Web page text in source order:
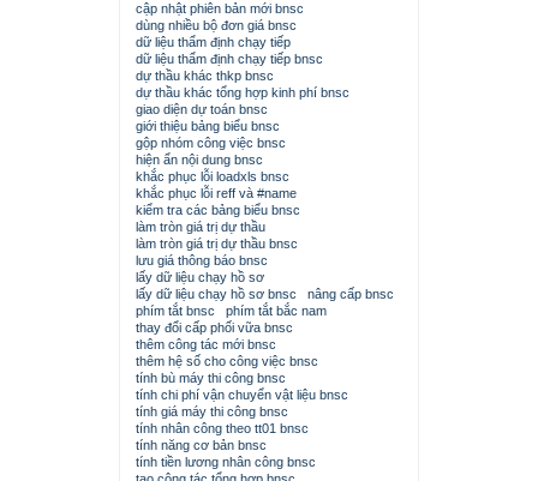
cập nhật phiên bản mới bnsc
dùng nhiều bộ đơn giá bnsc
dữ liệu thẩm định chạy tiếp
dữ liệu thẩm định chạy tiếp bnsc
dự thầu khác thkp bnsc
dự thầu khác tổng hợp kinh phí bnsc
giao diện dự toán bnsc
giới thiệu bảng biểu bnsc
gộp nhóm công việc bnsc
hiện ẩn nội dung bnsc
khắc phục lỗi loadxls bnsc
khắc phục lỗi reff và #name
kiểm tra các bảng biểu bnsc
làm tròn giá trị dự thầu
làm tròn giá trị dự thầu bnsc
lưu giá thông báo bnsc
lấy dữ liệu chạy hồ sơ
lấy dữ liệu chạy hồ sơ bnsc
nâng cấp bnsc
phím tắt bnsc
phím tắt bắc nam
thay đổi cấp phối vữa bnsc
thêm công tác mới bnsc
thêm hệ số cho công việc bnsc
tính bù máy thi công bnsc
tính chi phí vận chuyển vật liệu bnsc
tính giá máy thi công bnsc
tính nhân công theo tt01 bnsc
tính năng cơ bản bnsc
tính tiền lương nhân công bnsc